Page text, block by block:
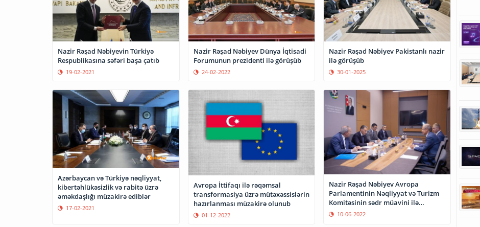
Nazir Rəşad Nəbiyevin Türkiyə
Respublikasına səfəri başa çatıb
19-02-2021
Nazir Rəşad Nəbiyev Dünya İqtisadi
Forumunun prezidenti ilə görüşüb
24-02-2022
Nazir Rəşad Nəbiyev Pakistanlı nazir
ilə görüşüb
30-01-2025
Azərbaycan və Türkiyə nəqliyyat,
kibertəhlükəsizlik və rabitə üzrə
əməkdaşlığı müzakirə ediblər
17-02-2021
Avropa İttifaqı ilə rəqəmsal
transformasiya üzrə mütəxəssislərin
hazırlanması müzakirə olunub
01-12-2022
Nazir Rəşad Nəbiyev Avropa
Parlamentinin Nəqliyyat və Turizm
Komitəsinin sədr müavini ilə
görüşüb
10-06-2022